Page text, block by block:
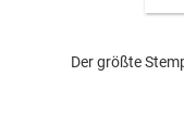
Der größte